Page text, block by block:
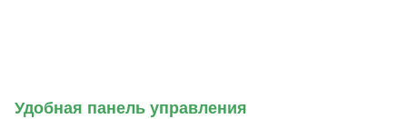
Удобная панель управления